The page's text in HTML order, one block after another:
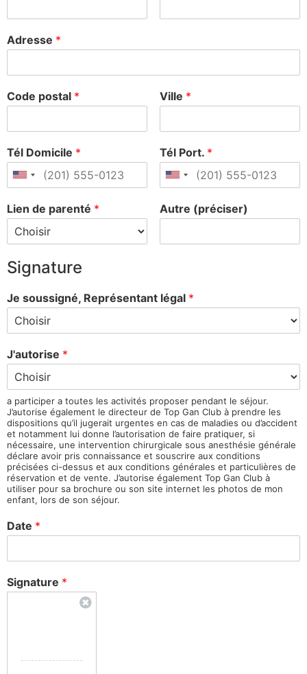
Adresse *
Code postal * Ville *
Tél Domicile * Tél Port. *
Lien de parenté * Autre (préciser)
Signature
Je soussigné, Représentant légal *
J'autorise *
a participer a toutes les activités proposer pendant le séjour.
J’autorise également le directeur de Top Gan Club à prendre les
dispositions qu’il jugerait urgentes en cas de maladies ou d’accident
et notamment lui donne l’autorisation de faire pratiquer, si
nécessaire, une intervention chirurgicale sous anesthésie générale
déclare avoir pris connaissance et souscrire aux conditions
précisées ci-dessus et aux conditions générales et particulières de
réservation et de vente. J’autorise également Top Gan Club à
utiliser pour sa brochure ou son site internet les photos de mon
enfant, lors de son séjour.
Date *
Signature *